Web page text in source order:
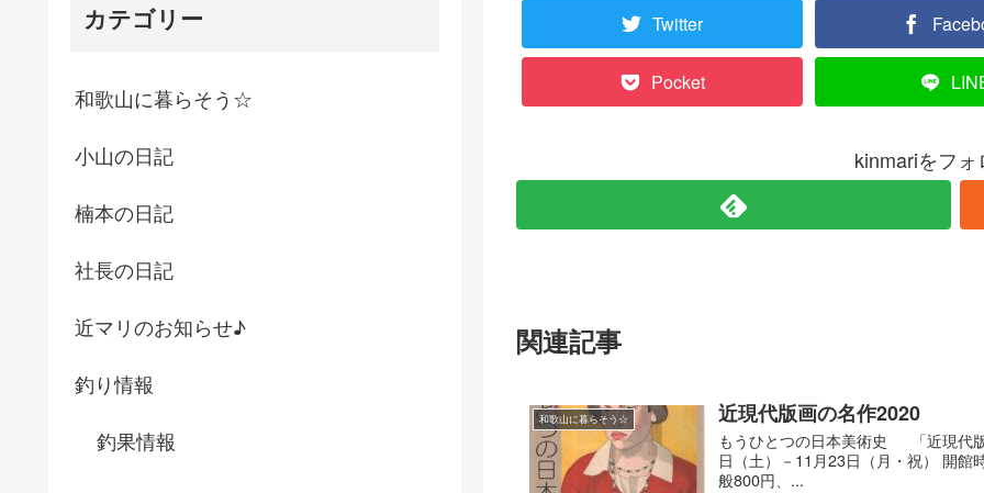
Twitter
Pocket
kinmariをフォ
関連記事
和歌山に暮らそう☆ 近現代版画の名作2020
もうひとつの日本美術史 「近現代
日（土）－11月23日（月・祝） 開
般800円、...
カテゴリー
和歌山に暮らそう☆
小山の日記
楠本の日記
社長の日記
近マリのお知らせ♪
釣り情報
釣果情報